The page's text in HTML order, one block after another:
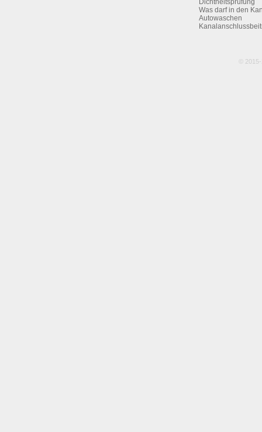
Dichtheitsprüfung
Was darf in den
Autowaschen
©